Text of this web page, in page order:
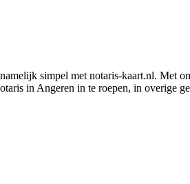
simpel met notaris-kaart.nl. Met
in Angeren in te roepen, in overige